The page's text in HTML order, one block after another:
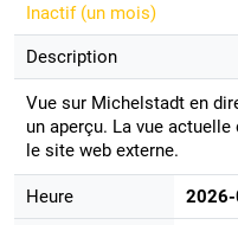
Inactif (un mois)
Description
Vue sur Michelstadt en
un aperçu. La vue
le site web externe.
Heure 2026-